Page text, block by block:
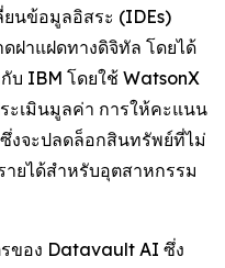
นข้อมูลอิสระ (IDEs)
ฝาแฝดทางดิจิทัล โดยได้
IBM โดยใช้ WatsonX
ะเมินมูลค่า การให้คะแนน
งจะปลดล็อกสินทรัพย์ที่ไม่
ายได้สำหรับอุตสาหกรรม
ของ Datavault AI ซึ่ง